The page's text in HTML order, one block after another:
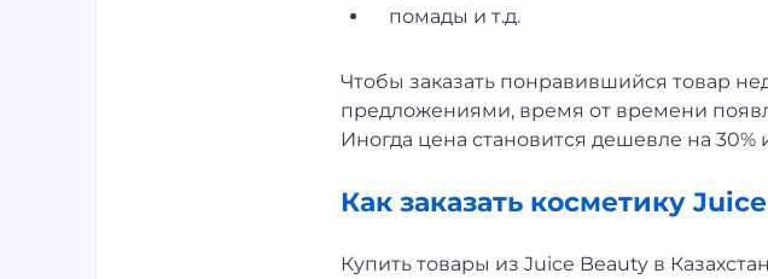
помады и т.д.
Чтобы заказать понравившийся товар
предложениями, время от времени
Иногда цена становится дешевле на 30%
Как заказать косметику
Купить товары из Juice Beauty в